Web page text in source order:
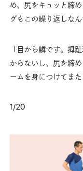
め、尻をキュッと締
グもこの繰り返しな
「目から鱗です。拇
からないし、尻を締
ームを身につけてま
1/20